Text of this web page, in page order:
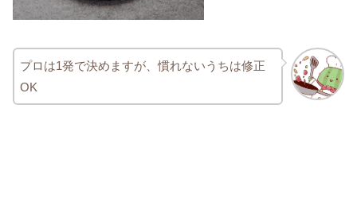
プロは1発で決めますが、慣れないうちは修正
OK